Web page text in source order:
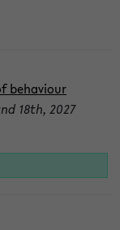
behaviour
18th, 2027